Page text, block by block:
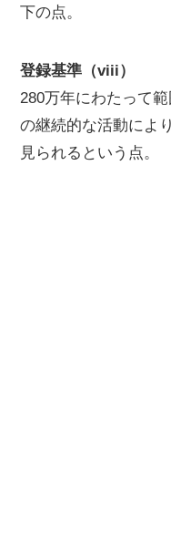
下の点。
登録基準（viii）
280万年にわたって
の継続的な活動によ
見られるという点。